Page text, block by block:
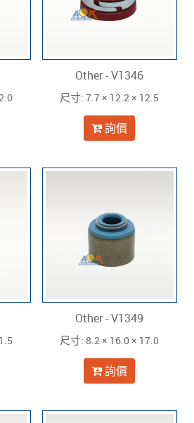
Other - V1346
尺寸: 7.7 × 12.2 × 12.5
詢價
Other - V1349
尺寸: 8.2 × 16.0 × 17.0
詢價